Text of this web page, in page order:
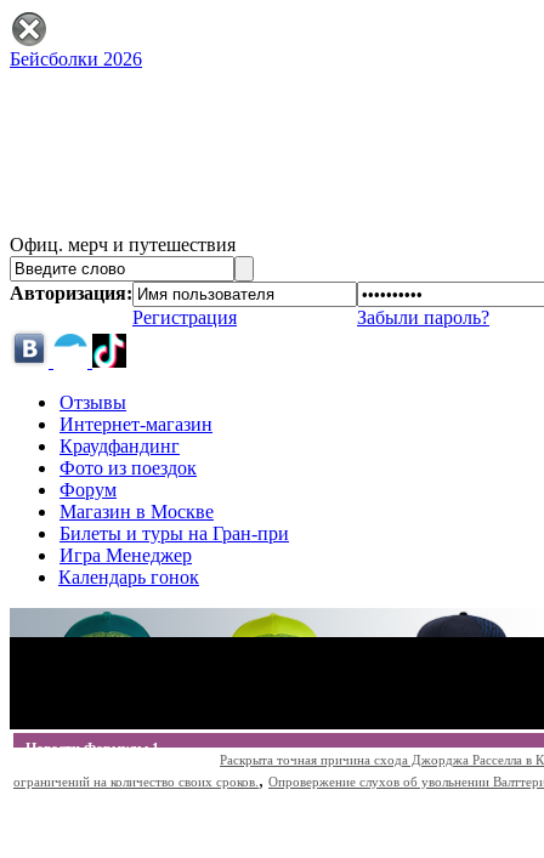
Бейсболки 2026
Офиц. мерч и путешествия
Авторизация:
Регистрация
Забыли пароль?
Отзывы
Интернет-магазин
Краудфандинг
Фото из поездок
Форум
Магазин в Москве
Билеты и туры на Гран-при
Игра Менеджер
Календарь гонок
Новости Формулы 1
Раскрыта точная причина схода Джорджа Расселла в
ограничений на количество своих сроков. , Опровержение слухов об увольнении